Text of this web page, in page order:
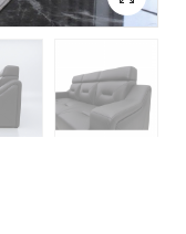
Гомель
Гродно